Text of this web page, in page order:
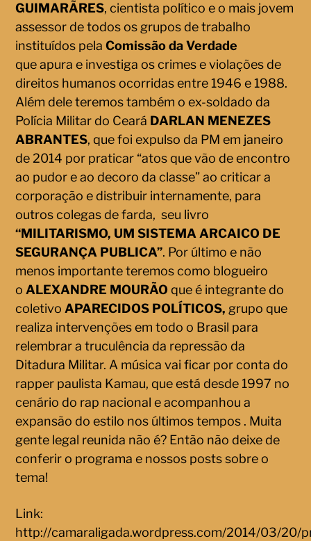
GUIMARÃRES, cientista político e o mais jovem
assessor de todos os grupos de trabalho
instituídos pelaComissão da Verdade
que apura e investiga os crimes e violações de
direitos humanos ocorridas entre 1946 e 1988.
Além dele teremos também o ex-soldado da
Polícia Militar do Ceará DARLAN MENEZES
ABRANTES, que foi expulso da PM em janeiro
de 2014 por praticar “atos que vão de encontro
ao pudor e ao decoro da classe” ao criticar a
corporação e distribuir internamente, para
outros colegas de farda, seu livro
“MILITARISMO, UM SISTEMA ARCAICO DE
SEGURANÇA PUBLICA”. Por último e não
menos importante teremos como blogueiro
o ALEXANDRE MOURÃOque é integrante do
coletivo APARECIDOS POLÍTICOS, grupo que
realiza intervenções em todo o Brasil para
relembrar a truculência da repressão da
Ditadura Militar. A música vai ficar por conta do
rapper paulista Kamau, que está desde 1997 no
cenário do rap nacional e acompanhou a
expansão do estilo nos últimos tempos . Muita
gente legal reunida não é? Então não deixe de
conferir o programa e nossos posts sobre o
tema!
Link:
http://camaraligada.wordpress.com/2014/03/20/